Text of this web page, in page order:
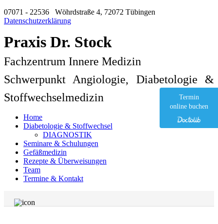
07071 - 22536 Wöhrdstraße 4, 72072 Tübingen
Datenschutzerklärung
Praxis Dr. Stock
Fachzentrum Innere Medizin
Schwerpunkt Angiologie, Diabetologie &
Stoffwechselmedizin
Termin
online buchen
Home
Diabetologie & Stoffwechsel
DIAGNOSTIK
Seminare & Schulungen
Gefäßmedizin
Rezepte & Überweisungen
Team
Termine & Kontakt